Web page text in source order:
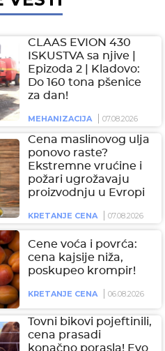
CLAAS EVION 430
ISKUSTVA sa njive |
Epizoda 2 | Kladovo:
Do 160 tona pšenice
za dan!
MEHANIZACIJA 07.08.2026
Cena maslinovog ulja
ponovo raste?
Ekstremne vrućine i
požari ugrožavaju
proizvodnju u Evropi
KRETANJE CENA 07.08.2026
Cene voća i povrća:
cena kajsije niža,
poskupeo krompir!
KRETANJE CENA 06.08.2026
Tovni bikovi pojeftinili,
cena prasadi
konačno porasla! Evo